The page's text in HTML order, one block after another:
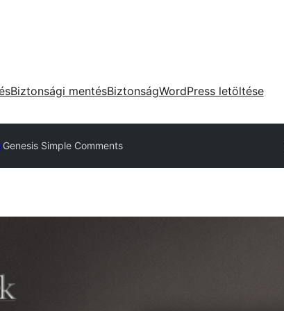
Biztonsági mentésBiztonságWordPress letöltése
Genesis Simple Comments